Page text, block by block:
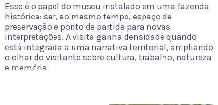
Esse é o papel do museu instalado em uma fazenda
histórica: ser, ao mesmo tempo, espaço de
preservação e ponto de partida para novas
interpretações. A visita ganha densidade quando
está integrada a uma narrativa territorial, ampliando
o olhar do visitante sobre cultura, trabalho, natureza
e memória.